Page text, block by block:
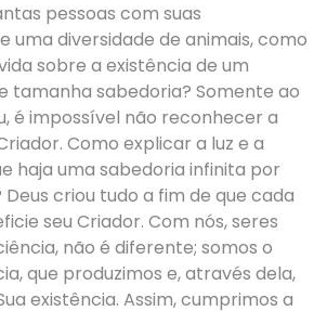
pessoas com suas
uma diversidade de animais, como
sobre a existência de um
tamanha sabedoria? Somente ao
é impossível não reconhecer a
Como explicar a luz e a
haja uma sabedoria infinita por
criou tudo a fim de que cada
seu Criador. Com nós, seres
não é diferente; somos o
que produzimos e, através dela,
existência. Assim, cumprimos a